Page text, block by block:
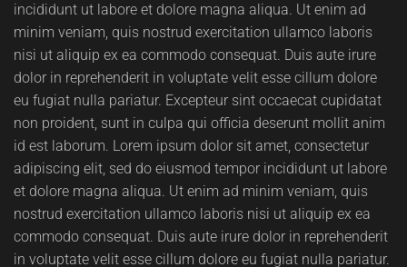
incididunt ut labore et dolore magna aliqua. Ut enim ad
minim veniam, quis nostrud exercitation ullamco laboris
nisi ut aliquip ex ea commodo consequat. Duis aute irure
dolor in reprehenderit in voluptate velit esse cillum dolore
eu fugiat nulla pariatur. Excepteur sint occaecat cupidatat
non proident, sunt in culpa qui officia deserunt mollit anim
id est laborum. Lorem ipsum dolor sit amet, consectetur
adipiscing elit, sed do eiusmod tempor incididunt ut labore
et dolore magna aliqua. Ut enim ad minim veniam, quis
nostrud exercitation ullamco laboris nisi ut aliquip ex ea
commodo consequat. Duis aute irure dolor in reprehenderit
in voluptate velit esse cillum dolore eu fugiat nulla pariatur.